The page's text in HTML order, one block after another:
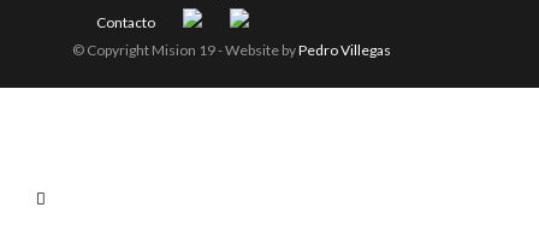
Contacto
© Copyright Mision 19 - Website byPedro Villegas